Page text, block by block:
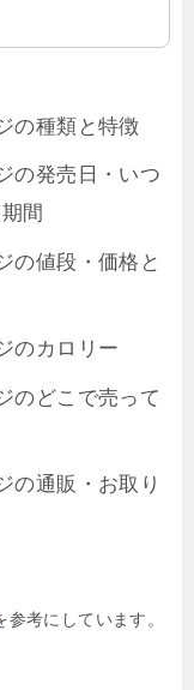
の種類と特徴
の発売日・いつ
間
の値段・価格と
のカロリー
のどこで売って
の通販・お取り
参考にしています。